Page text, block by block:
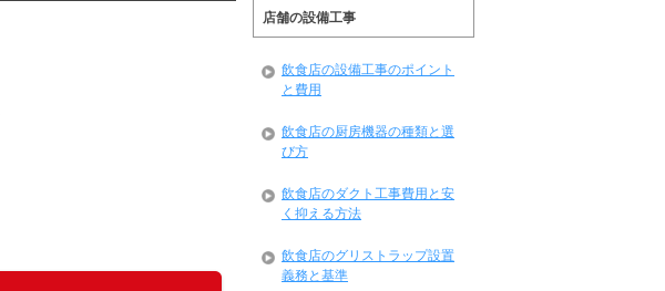
店舗の設備工事
飲食店の設備工事のポイント
と費用
飲食店の厨房機器の種類と選
び方
飲食店のダクト工事費用と安
く抑える方法
飲食店のグリストラップ設置
義務と基準